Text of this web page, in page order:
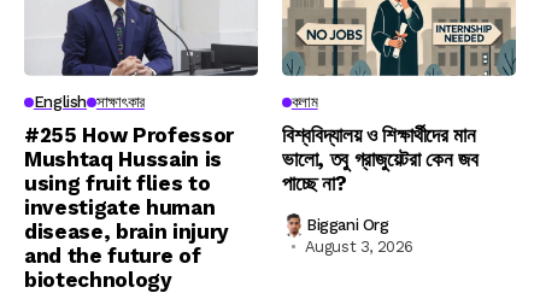
English সাক্ষাৎকার
#255 How Professor
Mushtaq Hussain is
using fruit flies to
investigate human
disease, brain injury
and the future of
biotechnology
কলাম
বিশ্ববিদ্যালয় ও শিক্ষার্থীদের মান
ভালো, তবু গ্রাজুয়েটরা কেন জব
পাচ্ছে না?
Biggani Org
August 3, 2026